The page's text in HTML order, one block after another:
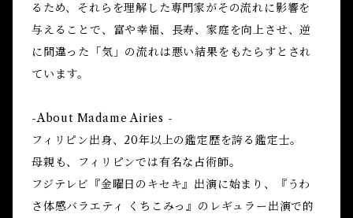
るため、それらを理解した専門家がその流れに影響を
与えることで、富や幸福、長寿、家庭を向上させ、逆
に間違った「気」の流れは悪い結果をもたらすとされ
ています。
-About Madame Airies -
フィリピン出身、20年以上の鑑定歴を誇る鑑定士。
母親も、フィリピンでは有名な占術師。
フジテレビ『金曜日のキセキ』出演に始まり、『うわ
さ体感バラエティ くちこみっ』のレギュラー出演で的